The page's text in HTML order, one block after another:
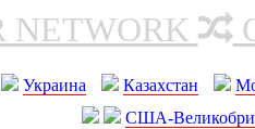
NETWORK
Украина Казахстан
США-